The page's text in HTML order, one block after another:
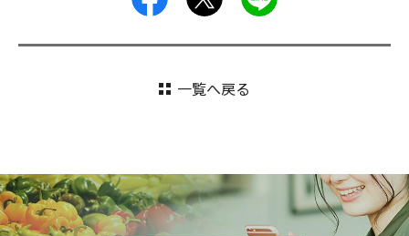
一覧へ戻る